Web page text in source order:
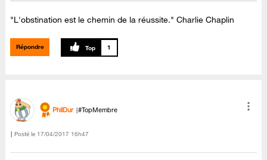
"L'obstination est le chemin de la réussite." Charlie Chaplin
Répondre 1
PhilDur #TopMembre
Posté le ‎17/04/2017 16h47